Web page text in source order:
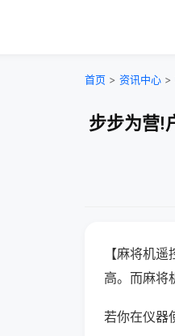
首页 > 资讯中心 >
步步为营!
【麻将机
高。而麻将
若你在仪器